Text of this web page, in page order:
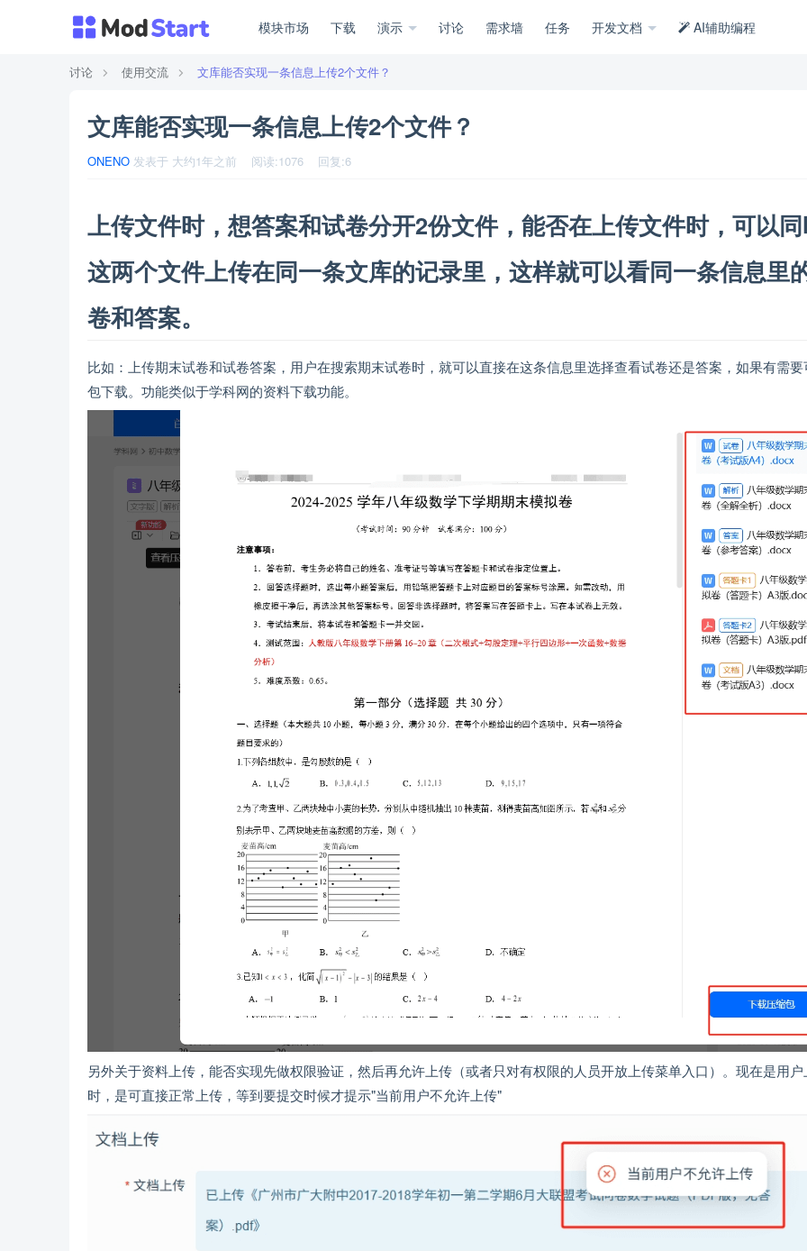
模块市场 下载 演示 讨论 需求墙 任务 开发文档 AI辅助编程
讨论 使用交流 文库能否实现一条信息上传2个文件？
文库能否实现一条信息上传2个文件？
ONENO 发表于 大约1年之前 阅读:1076 回复:6
上传文件时，想答案和试卷分开2份文件，能否在上传文件时，可以
这两个文件上传在同一条文库的记录里，这样就可以看同一条信息里
卷和答案。
比如：上传期末试卷和试卷答案，用户在搜索期末试卷时，就可以直接在这条信息里选择查看试卷还是答案，如果有需
包下载。功能类似于学科网的资料下载功能。
另外关于资料上传，能否实现先做权限验证，然后再允许上传（或者只对有权限的人员开放上传菜单入口）。现在是用
时，是可直接正常上传，等到要提交时候才提示"当前用户不允许上传"